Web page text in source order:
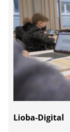
Lioba-Digital